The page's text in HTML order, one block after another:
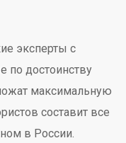
эксперты с
по достоинству
максимальную
составит все
в России.